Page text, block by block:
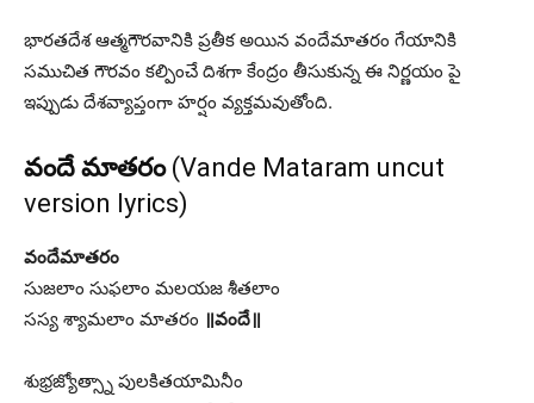
భారతదేశ ఆత్మగౌరవానికి ప్రతీక అయిన వందేమాతరం గేయానికి
సముచిత గౌరవం కల్పించే దిశగా కేంద్రం తీసుకున్న ఈ నిర్ణయం పై
ఇప్పుడు దేశవ్యాప్తంగా హర్షం వ్యక్తమవుతోంది.
వందే మాతరం(Vande Mataram uncut
version lyrics)
వందేమాతరం
సుజలాం సుఫలాం మలయజ శీతలాం
సస్య శ్యామలాం మాతరం ॥వందే॥
శుభ్రజ్యోత్స్నా పులకితయామినీం